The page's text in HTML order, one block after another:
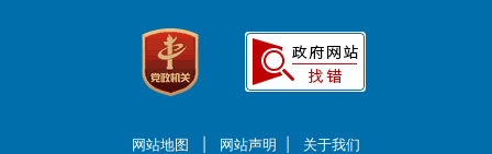
网站地图 网站声明
关于我们